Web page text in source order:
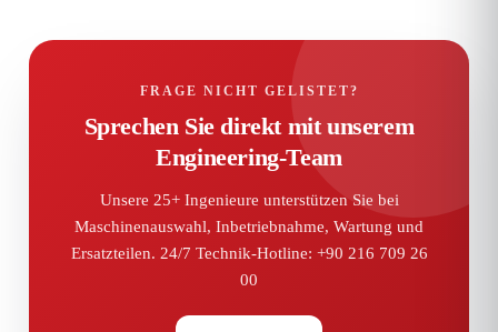
FRAGE NICHT GELISTET?
Sprechen Sie direkt mit unserem
Engineering-Team
Unsere 25+ Ingenieure unterstützen Sie bei
Maschinenauswahl, Inbetriebnahme, Wartung und
Ersatzteilen. 24/7 Technik-Hotline: +90 216 709 26
00